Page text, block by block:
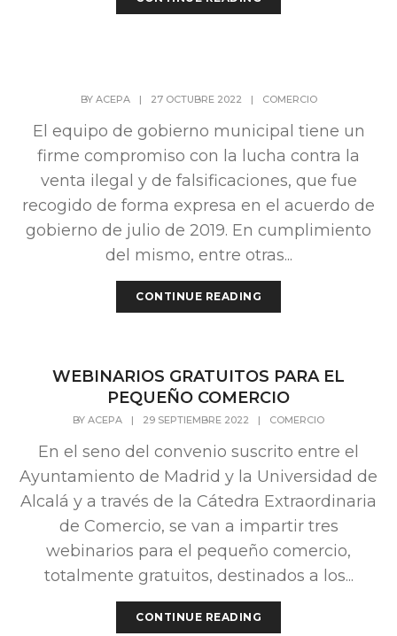
BY ACEPA | 27 OCTUBRE 2022 | COMERCIO
El equipo de gobierno municipal tiene un
firme compromiso con la lucha contra la
venta ilegal y de falsificaciones, que fue
recogido de forma expresa en el acuerdo de
gobierno de julio de 2019. En cumplimiento
del mismo, entre otras...
CONTINUE READING
WEBINARIOS GRATUITOS PARA EL
PEQUEÑO COMERCIO
BY ACEPA | 29 SEPTIEMBRE 2022 | COMERCIO
En el seno del convenio suscrito entre el
Ayuntamiento de Madrid y la Universidad de
Alcalá y a través de la Cátedra Extraordinaria
de Comercio, se van a impartir tres
webinarios para el pequeño comercio,
totalmente gratuitos, destinados a los...
CONTINUE READING